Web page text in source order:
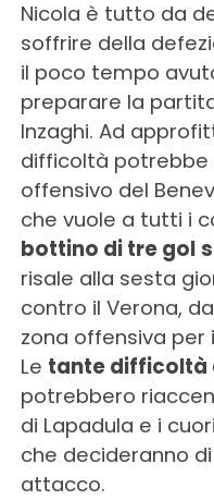
Nicola è tutto da
soffrire della
il poco tempo
preparare la
Inzaghi. Ad
difficoltà potrebbe
offensivo del
che vuole a tutti i
bottino di tre gol
risale alla sesta
contro il Verona,
zona offensiva per
Le tante difficoltà
potrebbero
di Lapadula e i
che decideranno
attacco.